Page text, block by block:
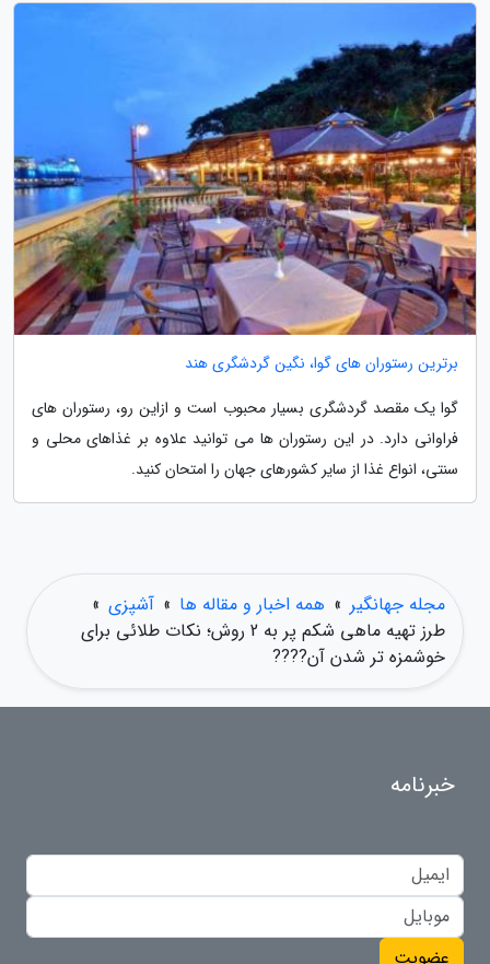
برترین رستوران های گوا، نگین گردشگری هند
گوا یک مقصد گردشگری بسیار محبوب است و ازاین رو، رستوران های
فراوانی دارد. در این رستوران ها می توانید علاوه بر غذاهای محلی و
سنتی، انواع غذا از سایر کشورهای جهان را امتحان کنید.
مجله جهانگیر » همه اخبار و مقاله ها » آشپزی »
طرز تهیه ماهی شکم پر به 2 روش؛ نکات طلائی برای
خوشمزه تر شدن آن????
خبرنامه
عضویت